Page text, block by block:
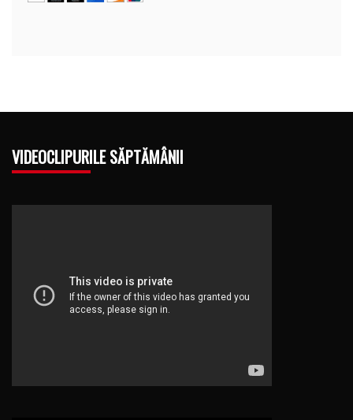
VIDEOCLIPURILE SĂPTĂMÂNII